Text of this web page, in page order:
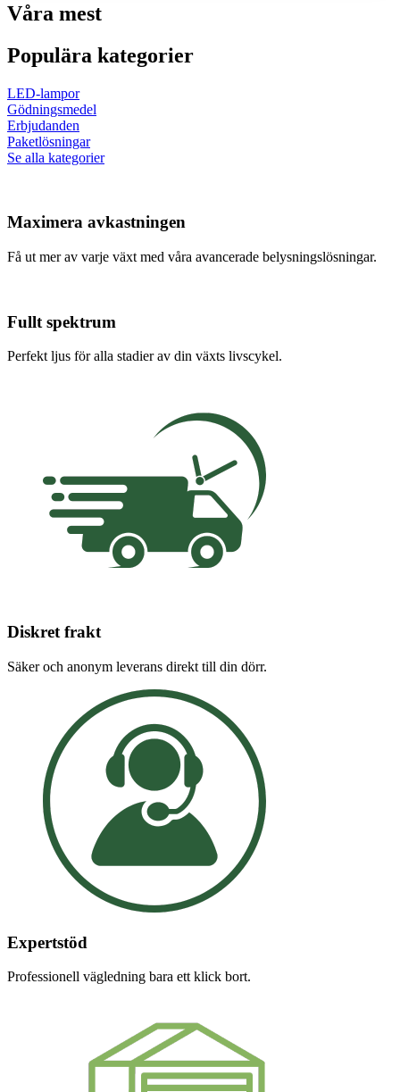
Våra mest
Populära kategorier
LED-lampor
Gödningsmedel
Erbjudanden
Paketlösningar
Se alla kategorier
Maximera avkastningen
Få ut mer av varje växt med våra avancerade belysningslösningar.
Fullt spektrum
Perfekt ljus för alla stadier av din växts livscykel.
Diskret frakt
Säker och anonym leverans direkt till din dörr.
Expertstöd
Professionell vägledning bara ett klick bort.